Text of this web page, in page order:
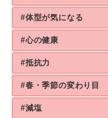
#体型が気になる
#心の健康
#抵抗力
#春・季節の変わり目
#減塩